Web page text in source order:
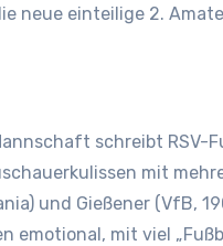
neue einteilige 2.
schreibt RSV-
mit
und Gießener (VfB,
emotional, mit viel